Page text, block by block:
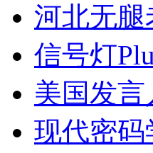
河北无腿
信号灯
美国发
现代密